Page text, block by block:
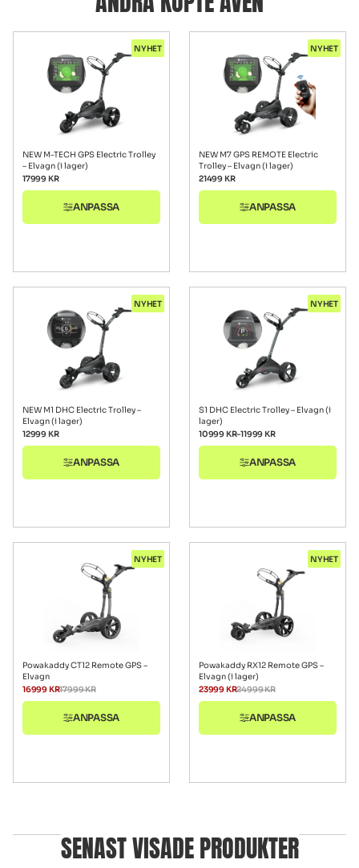
NYHET
NEW M-TECH GPS Electric Trolley
– Elvagn (i lager)
17999 KR
ANPASSA
NYHET
NEW M7 GPS REMOTE Electric
Trolley – Elvagn (i lager)
21499 KR
ANPASSA
NYHET
NEW M1 DHC Electric Trolley –
Elvagn (i lager)
12999 KR
ANPASSA
NYHET
S1 DHC Electric Trolley – Elvagn (i
lager)
10999 KR–11999 KR
ANPASSA
NYHET
Powakaddy CT12 Remote GPS –
Elvagn
17999KR
16999 KR
ANPASSA
NYHET
Powakaddy RX12 Remote GPS –
Elvagn (i lager)
24999KR
23999 KR
ANPASSA
SENAST VISADE PRODUKTER